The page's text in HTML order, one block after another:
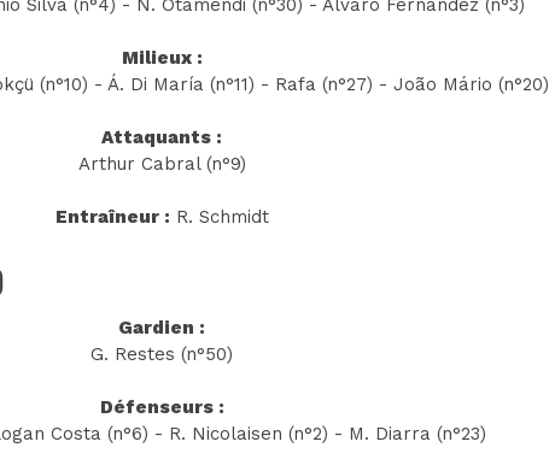
Silva (n°4) - N. Otamendi (n°30) - Álvaro Fernández (n°3)
Milieux :
(n°10) - Á. Di María (n°11) - Rafa (n°27) - João Mário (n°20)
Attaquants :
Arthur Cabral (n°9)
Entraîneur : R. Schmidt
Gardien :
G. Restes (n°50)
Défenseurs :
Costa (n°6) - R. Nicolaisen (n°2) - M. Diarra (n°23)